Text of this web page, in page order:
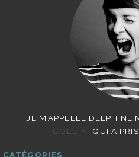
JE M’APPELLE DELPHINE
COLLIN
QUI A
CATÉGORIES